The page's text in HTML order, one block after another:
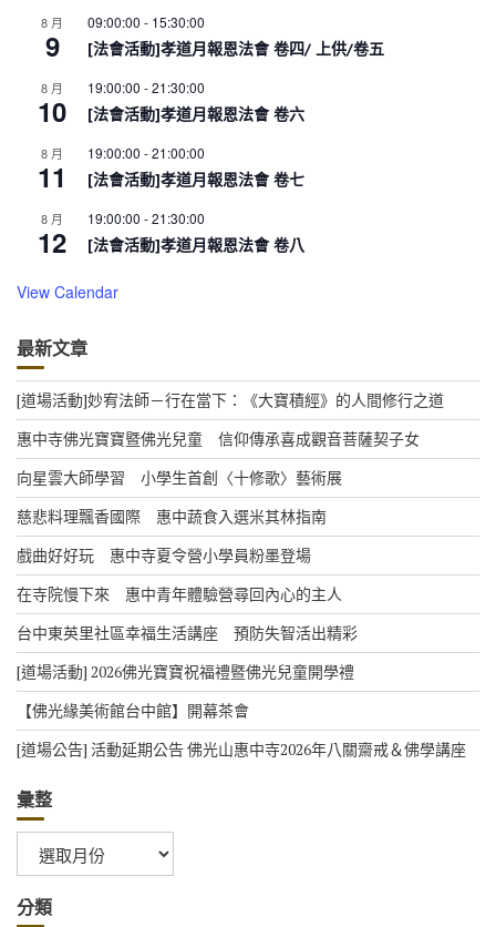
8 月
9
09:00:00 - 15:30:00
[法會活動]孝道月報恩法會 卷四/ 上供/卷五
8 月
10
19:00:00 -21:30:00
[法會活動]孝道月報恩法會 卷六
8 月
11
19:00:00 -21:00:00
[法會活動]孝道月報恩法會 卷七
8 月
12
19:00:00 -21:30:00
[法會活動]孝道月報恩法會 卷八
View Calendar
最新文章
[道場活動]妙宥法師－行在當下：《大寶積經》的人間修行之道
惠中寺佛光寶寶暨佛光兒童 信仰傳承喜成觀音菩薩契子女
向星雲大師學習 小學生首創〈十修歌〉藝術展
慈悲料理飄香國際 惠中蔬食入選米其林指南
戲曲好好玩 惠中寺夏令營小學員粉墨登場
在寺院慢下來 惠中青年體驗營尋回內心的主人
台中東英里社區幸福生活講座 預防失智活出精彩
[道場活動] 2026佛光寶寶祝福禮暨佛光兒童開學禮
【佛光緣美術館台中館】開幕茶會
[道場公告] 活動延期公告 佛光山惠中寺2026年八關齋戒＆佛學講座
彙整
分類